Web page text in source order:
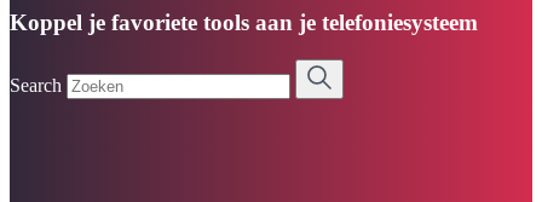
Koppel je favoriete tools aan je telefoniesysteem
Search